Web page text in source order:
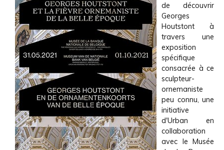
de découvrir
Georges
Houtstont à
travers une
exposition
spécifique
consacrée à ce
sculpteur-
ornemaniste
peu connu, une
initiative
d'Urban en
collaboration
avec le Musée